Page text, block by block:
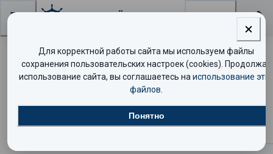
Теплоход «Феликс Дзержинский» —
расписание круизов и цены
Для корректной работы сайта мы используем файлы
сохранения пользовательских настроек (cookies). Продолжая
использование сайта, вы соглашаетесь на использование
файлов
Понятно